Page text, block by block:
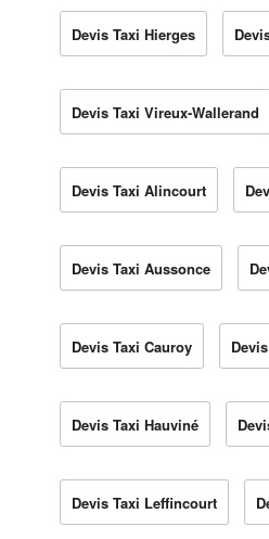
Devis Taxi Hierges
Devis Taxi Vireux-Wallerand
Devis Taxi Alincourt
Devis Taxi Aussonce
Devis Taxi Cauroy
Devis Taxi Hauviné
Devis Taxi Leffincourt